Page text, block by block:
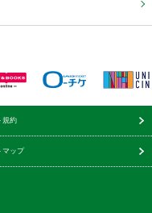
規約
マップ